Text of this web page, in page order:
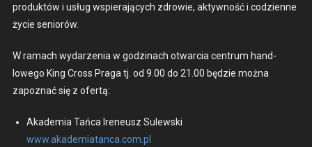
pro­duk­tów i usług wspier­a­ją­cych zdrowie, akty­wność i codzi­enne
życie seniorów.
W ramach wydarzenia w godz­i­nach otwar­cia cen­trum hand­
lowego King Cross Pra­ga tj. od 9.00 do 21.00 będzie moż­na
zapoz­nać się z ofer­tą:
Akademia Tań­ca Ireneusz Sulews­ki
www.akademiatanca.com.pl